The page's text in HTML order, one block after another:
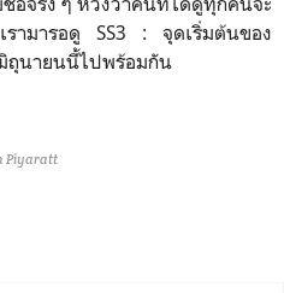
รามารอดู SS3 : จุดเริ่มต้นของ
ถุนายนนี้ไปพร้อมกัน
Piyaratt